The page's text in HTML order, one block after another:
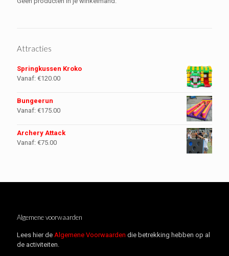
Attracties
Springkussen Kroko
Vanaf: €120.00
Bungeerun
Vanaf: €175.00
Archery Attack
Vanaf: €75.00
Algemene voorwaarden
Lees hier de Algemene Voorwaarden die betrekking hebben op al
de activiteiten.